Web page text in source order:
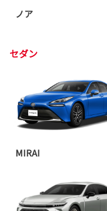
ノア
セダン
MIRAI